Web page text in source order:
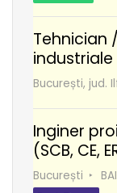
Tehnician
industriale
București, jud.
Inginer
(SCB, CE,
București